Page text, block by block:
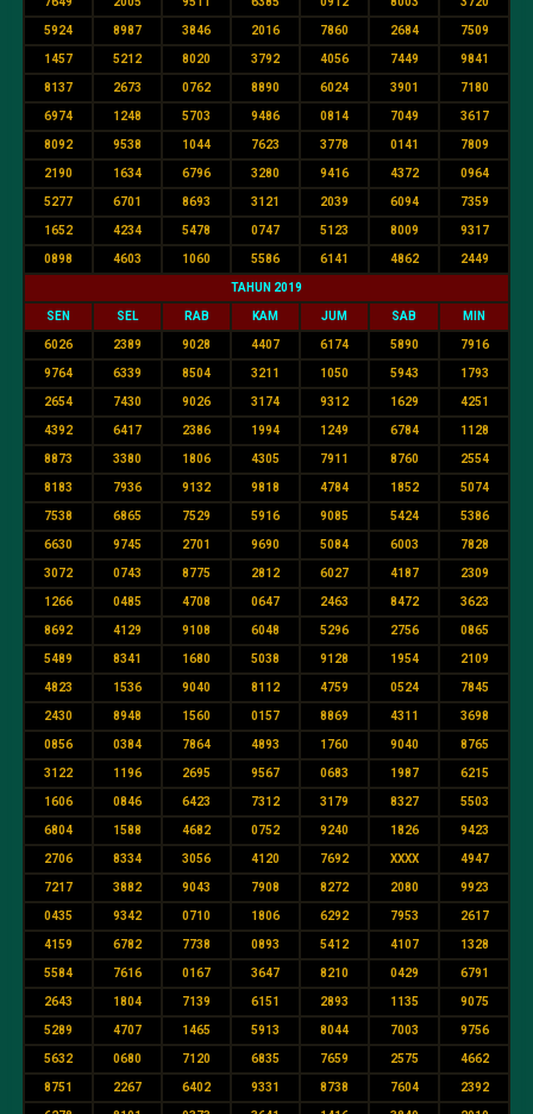
5924 8987 3846 2016 7860 2684 7509
1457 5212 8020 3792 4056 7449 9841
8137 2673 0762 8890 6024 3901 7180
6974 1248 5703 9486 0814 7049 3617
8092 9538 1044 7623 3778 0141 7809
2190 1634 6796 3280 9416 4372 0964
5277 6701 8693 3121 2039 6094 7359
1652 4234 5478 0747 5123 8009 9317
0898 4603 1060 5586 6141 4862 2449
TAHUN 2019
SEN SEL RAB KAM JUM SAB MIN
6026 2389 9028 4407 6174 5890 7916
9764 6339 8504 3211 1050 5943 1793
2654 7430 9026 3174 9312 1629 4251
4392 6417 2386 1994 1249 6784 1128
8873 3380 1806 4305 7911 8760 2554
8183 7936 9132 9818 4784 1852 5074
7538 6865 7529 5916 9085 5424 5386
6630 9745 2701 9690 5084 6003 7828
3072 0743 8775 2812 6027 4187 2309
1266 0485 4708 0647 2463 8472 3623
8692 4129 9108 6048 5296 2756 0865
5489 8341 1680 5038 9128 1954 2109
4823 1536 9040 8112 4759 0524 7845
2430 8948 1560 0157 8869 4311 3698
0856 0384 7864 4893 1760 9040 8765
3122 1196 2695 9567 0683 1987 6215
1606 0846 6423 7312 3179 8327 5503
6804 1588 4682 0752 9240 1826 9423
2706 8334 3056 4120 7692 XXXX 4947
7217 3882 9043 7908 8272 2080 9923
0435 9342 0710 1806 6292 7953 2617
4159 6782 7738 0893 5412 4107 1328
5584 7616 0167 3647 8210 0429 6791
2643 1804 7139 6151 2893 1135 9075
5289 4707 1465 5913 8044 7003 9756
5632 0680 7120 6835 7659 2575 4662
8751 2267 6402 9331 8738 7604 2392